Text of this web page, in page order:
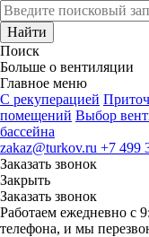
Найти
Поиск
Больше о вентиляции
Главное меню
C рекуперацией
помещений Выбор
бассейна
zakaz@turkov.ru +7 499
Заказать звонок
Закрыть
Заказать звонок
Работаем ежедневно с
телефона, и мы